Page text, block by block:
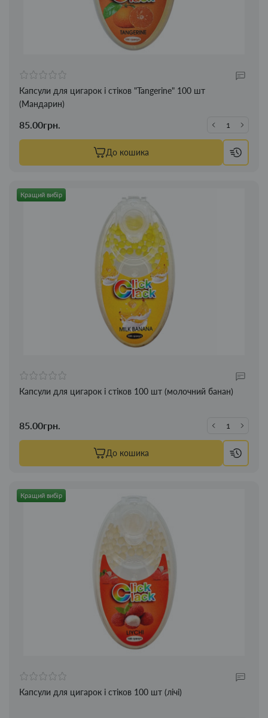
Капсули для цигарок і стіков "Tangerine" 100 шт
(Мандарин)
85.00грн.
До кошика
Кращий вибір
Капсули для цигарок і стіков 100 шт (молочний банан)
85.00грн.
До кошика
Кращий вибір
Капсули для цигарок і стіков 100 шт (лічі)